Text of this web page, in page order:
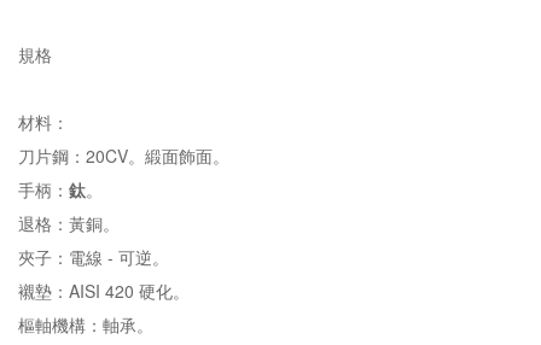
規格
材料：
刀片鋼：20CV。緞面飾面。
手柄： 鈦。
退格：黃銅。
夾子：電線 - 可逆。
襯墊：AISI 420 硬化。
樞軸機構：軸承。